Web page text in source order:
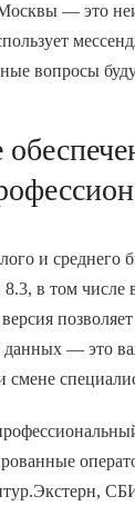
— это
вопросы
и среднего
в том числе
данных — это